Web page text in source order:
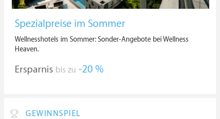
Spezialpreise im Sommer
Wellnesshotels im Sommer: Sonder-Angebote bei Wellness
Heaven.
Ersparnis bis zu -20 %
GEWINNSPIEL